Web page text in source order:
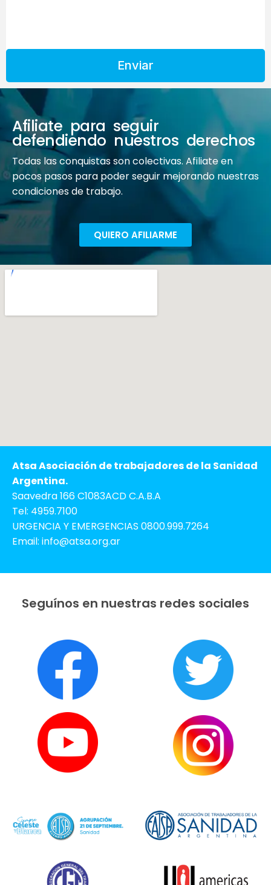
Enviar
Afiliate para seguir
defendiendo nuestros derechos
Todas las conquistas son colectivas. Afiliate en
pocos pasos para poder seguir mejorando nuestras
condiciones de trabajo.
QUIERO AFILIARME
Atsa Asociación de trabajadores de la Sanidad
Argentina.
Saavedra 166 C1083ACD C.A.B.A
Tel: 4959.7100
URGENCIA Y EMERGENCIAS 0800.999.7264
Email: info@atsa.org.ar
Seguínos en nuestras redes sociales